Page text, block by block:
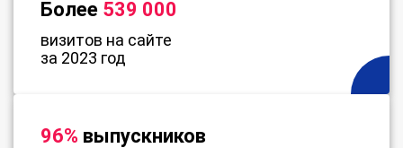
Более 539 000
визитов на сайте
за 2023 год
96% выпускников